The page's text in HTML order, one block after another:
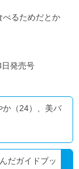
べるためだとか
発売号
か（24）、美バ
だガイドブッ